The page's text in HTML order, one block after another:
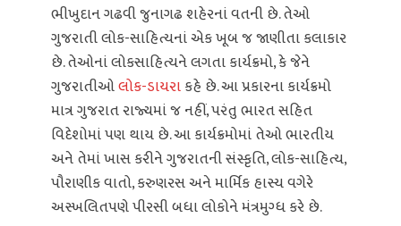
ભીખુદાન ગઢવી જુનાગઢ શહેરનાં વતની છે. તેઓ
ગુજરાતી લોક-સાહિત્યનાં એક ખૂબ જ જાણીતા કલાકાર
છે. તેઓનાં લોકસાહિત્યને લગતા કાર્યક્રમો, કે જેને
ગુજરાતીઓલોક-ડાયરાકહે છે. આ પ્રકારના કાર્યક્રમો
માત્ર ગુજરાત રાજ્યમાં જ નહીં, પરંતુ ભારત સહિત
વિદેશોમાં પણ થાય છે. આ કાર્યક્રમોમાં તેઓ ભારતીય
અને તેમાં ખાસ કરીને ગુજરાતની સંસ્કૃતિ, લોક-સાહિત્ય,
પૌરાણીક વાતો, કરુણરસ અને માર્મિક હાસ્ય વગેરે
અસ્ખલિતપણે પીરસી બધા લોકોને મંત્રમુગ્ધ કરે છે.